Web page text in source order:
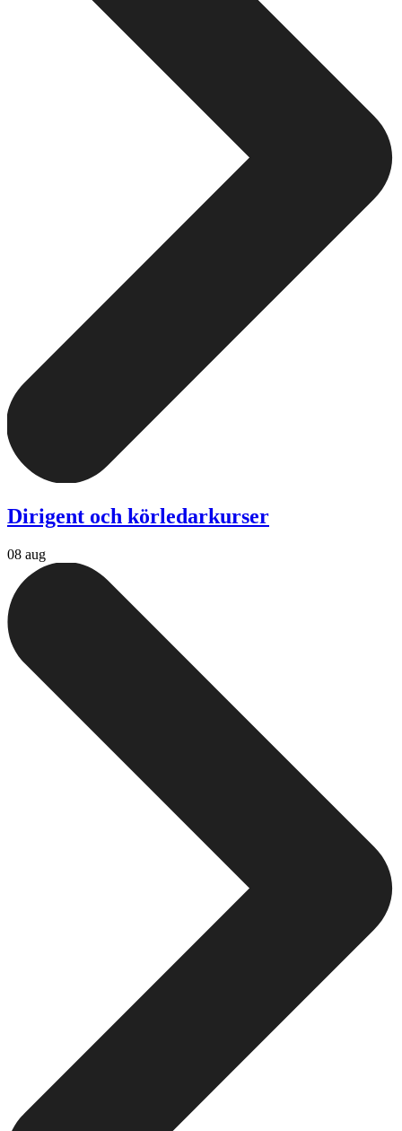
Dirigent och körledarkurser
08 aug